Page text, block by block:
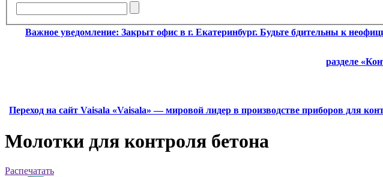
Важное уведомление: Закрыт офис в г. Екатеринбург. Будьте бдительны к
разделе
Переход на сайт Vaisala «Vaisala» — мировой лидер в производстве приборов для
Молотки для контроля бетона
Распечатать